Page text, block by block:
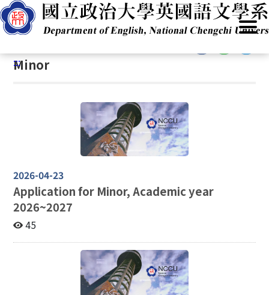
G
o
t
o
Home/Academics/Admissions/Program(BA)/Minor
:::
Minor
2026-04-23
Application for Minor, Academic year
2026~2027
45